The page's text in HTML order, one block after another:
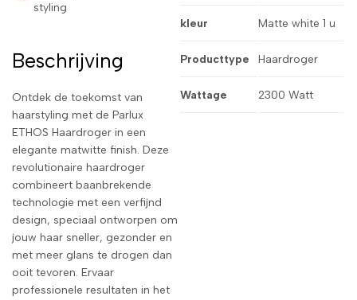
styling
Beschrijving
Ontdek de toekomst van
haarstyling met de Parlux
ETHOS Haardroger in een
elegante matwitte finish. Deze
revolutionaire haardroger
combineert baanbrekende
technologie met een verfijnd
design, speciaal ontworpen om
jouw haar sneller, gezonder en
met meer glans te drogen dan
ooit tevoren. Ervaar
professionele resultaten in het
kleur Matte white 1 u
Producttype Haardroger
Wattage 2300 Watt